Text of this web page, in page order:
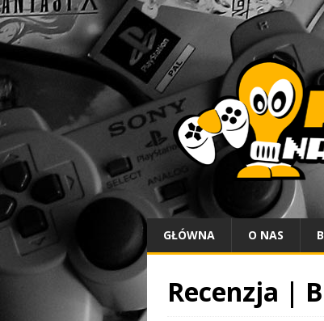
GŁÓWNA O NAS
Recenzja |